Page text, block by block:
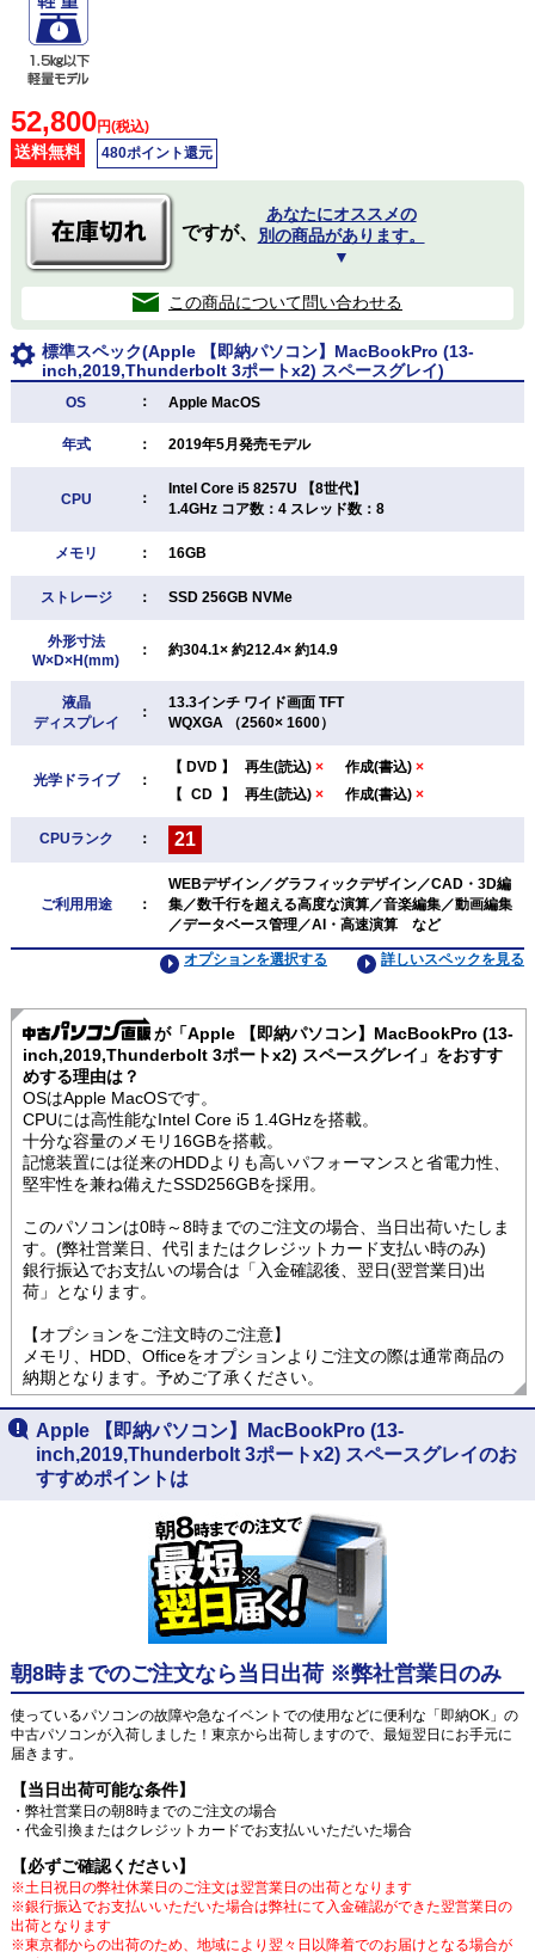
52,800円(税込)
送料無料 480ポイント還元
ですが、
あなたにオススメの
別の商品があります。
▼
この商品について問い合わせる
標準スペック(Apple 【即納パソコン】MacBookPro (13-
inch,2019,Thunderbolt 3ポートx2) スペースグレイ)
OS ： Apple MacOS
年式 ： 2019年5月発売モデル
CPU ：
Intel Core i5 8257U 【8世代】
1.4GHz コア数：4 スレッド数：8
メモリ ： 16GB
ストレージ ： SSD 256GB NVMe
外形寸法
W×D×H(mm)
： 約304.1× 約212.4× 約14.9
液晶
ディスプレイ
：
13.3インチ ワイド画面 TFT
WQXGA （2560× 1600）
光学ドライブ ：
【 DVD 】 再生(読込) × 作成(書込) ×
【 CD 】 再生(読込) × 作成(書込) ×
CPUランク ： 21
ご利用用途 ：
WEBデザイン／グラフィックデザイン／CAD・3D編
集／数千行を超える高度な演算／音楽編集／動画編集
／データベース管理／AI・高速演算 など
詳しいスペックを見る
オプションを選択する
が「Apple 【即納パソコン】MacBookPro (13-
inch,2019,Thunderbolt 3ポートx2) スペースグレイ」をおすす
めする理由は？
OSはApple MacOSです。
CPUには高性能なIntel Core i5 1.4GHzを搭載。
十分な容量のメモリ16GBを搭載。
記憶装置には従来のHDDよりも高いパフォーマンスと省電力性、
堅牢性を兼ね備えたSSD256GBを採用。
このパソコンは0時～8時までのご注文の場合、当日出荷いたしま
す。(弊社営業日、代引またはクレジットカード支払い時のみ)
銀行振込でお支払いの場合は「入金確認後、翌日(翌営業日)出
荷」となります。
【オプションをご注文時のご注意】
メモリ、HDD、Officeをオプションよりご注文の際は通常商品の
納期となります。予めご了承ください。
Apple 【即納パソコン】MacBookPro (13-
inch,2019,Thunderbolt 3ポートx2) スペースグレイのお
すすめポイントは
朝8時までのご注文なら当日出荷 ※弊社営業日のみ
使っているパソコンの故障や急なイベントでの使用などに便利な「即納OK」の
中古パソコンが入荷しました！東京から出荷しますので、最短翌日にお手元に
届きます。
【当日出荷可能な条件】
・弊社営業日の朝8時までのご注文の場合
・代金引換またはクレジットカードでお支払いいただいた場合
【必ずご確認ください】
※土日祝日の弊社休業日のご注文は翌営業日の出荷となります
※銀行振込でお支払いいただいた場合は弊社にて入金確認ができた翌営業日の
出荷となります
※東京都からの出荷のため、地域により翌々日以降着でのお届けとなる場合が